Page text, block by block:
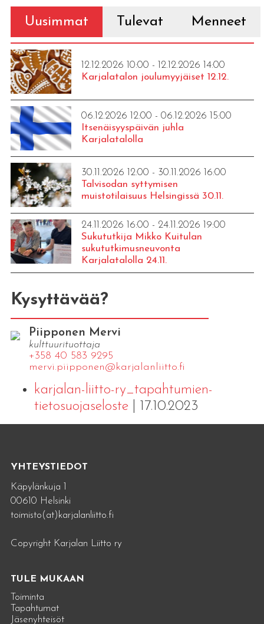
Uusimmat Tulevat Menneet
12.12.2026 10:00 - 12.12.2026 14:00
Karjalatalon joulumyyjäiset 12.12.
06.12.2026 12:00 - 06.12.2026 15:00
Itsenäisyyspäivän juhla
Karjalatalolla
30.11.2026 12:00 - 30.11.2026 16:00
Talvisodan syttymisen
muistotilaisuus Helsingissä 30.11.
24.11.2026 16:00 - 24.11.2026 19:00
Sukututkija Mikko Kuitulan
sukututkimusneuvonta
Karjalatalolla 24.11.
Kysyttävää?
Piipponen Mervi
kulttuurituottaja
+358 40 583 9295
mervi.​piipponen@​kar​jala​nlii​tto.​fi
karjalan-liitto-ry_tapahtumien-
tietosuojaseloste| 17.10.2023
YHTEYSTIEDOT
Käpylänkuja 1
00610 Helsinki
toimisto(at)karjalanliitto.fi
Copyright Karjalan Liitto ry
TULE MUKAAN
Toiminta
Tapahtumat
Jäsenyhteisöt